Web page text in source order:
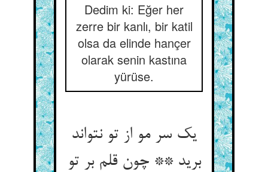
Dedim ki: Eğer her
zerre bir kanlı, bir katil
olsa da elinde hançer
olarak senin kastına
yürüse.
یک سر مو از تو نتواند
برید ** چون قلم بر تو